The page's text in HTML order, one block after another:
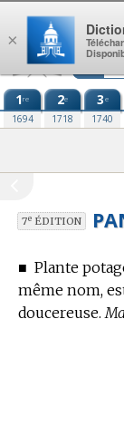
Aller au contenu
1re
1694
2e
1718
3e
1740
7eÉDITION
■ Plante
même nom,
doucereuse.
×